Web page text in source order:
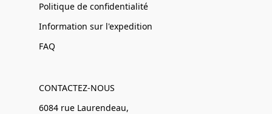
Politique de confidentialité
Information sur l'expedition
FAQ
CONTACTEZ-NOUS
6084 rue Laurendeau,